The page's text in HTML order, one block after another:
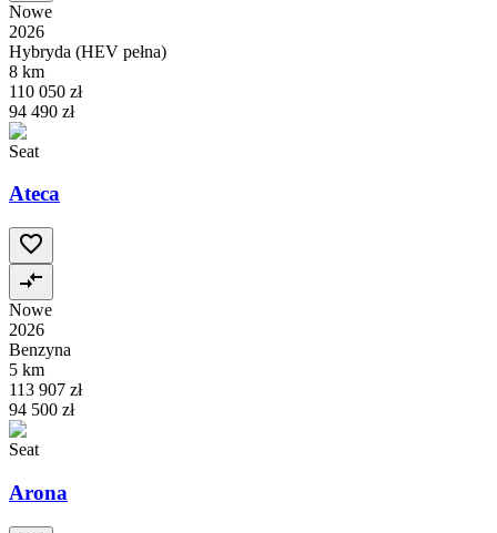
Nowe
2026
Hybryda (HEV pełna)
8 km
110 050 zł
94 490 zł
Seat
Ateca
Nowe
2026
Benzyna
5 km
113 907 zł
94 500 zł
Seat
Arona